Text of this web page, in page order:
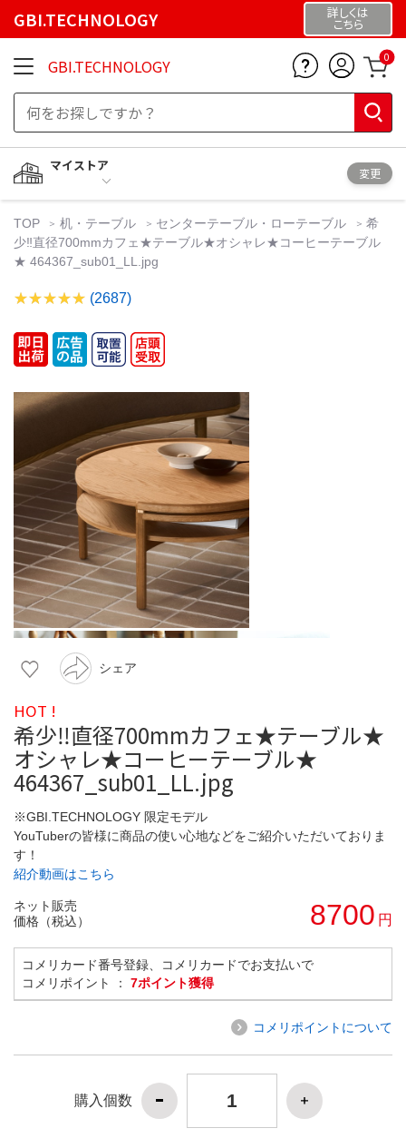
GBI.TECHNOLOGY 詳しくは
こちら
GBI.TECHNOLOGY 0
マイストア
変更
TOP 机・テーブル センターテーブル・ローテーブル
希
少‼︎直径700mmカフェ★テーブル★オシャレ★コーヒーテーブル
★ 464367_sub01_LL.jpg
(2687)
シェア
HOT !
希少‼︎直径700mmカフェ★テーブル★
オシャレ★コーヒーテーブル★
464367_sub01_LL.jpg
※GBI.TECHNOLOGY 限定モデル
YouTuberの皆様に商品の使い心地などをご紹介いただいておりま
す！
紹介動画はこちら
ネット販売
価格（税込）
8700 円
コメリカード番号登録、コメリカードでお支払いで
コメリポイント ： 7ポイント獲得
コメリポイントについて
購入個数